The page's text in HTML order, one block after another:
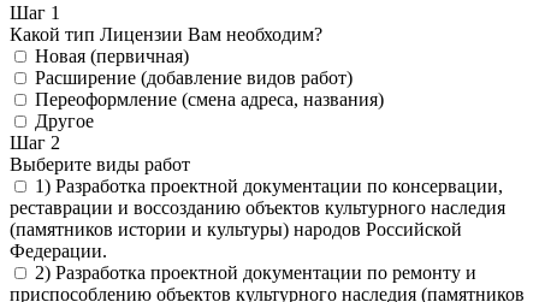
Шаг 1
Какой тип Лицензии Вам необходим?
Новая (первичная)
Расширение (добавление видов работ)
Переоформление (смена адреса, названия)
Другое
Шаг 2
Выберите виды работ
1) Разработка проектной документации по консервации,
реставрации и воссозданию объектов культурного наследия
(памятников истории и культуры) народов Российской
Федерации.
2) Разработка проектной документации по ремонту и
приспособлению объектов культурного наследия (памятников